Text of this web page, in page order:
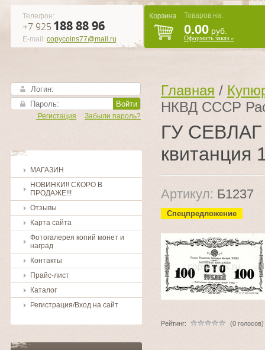
Телефон:
+7 925 188 88 96
E-mail: copycoins77@mail.ru
Товаров на:
0.00 руб.
Оформить заказ »
Войти
Забыли пароль?
Регистация
МАГАЗИН
НОВИНКИ!! СКОРО В
ПРОДАЖЕ!!!
Отзывы
Карта сайта
Фотогалерея копий монет и
наград
Контакты
Прайс-лист
Каталог
Регистрация/Вход на сайт
Главная /
НКВД СССР
ГУ
квитанция
Артикул: Б1237
Спецпредложение
Рейтинг: (0 голосов)